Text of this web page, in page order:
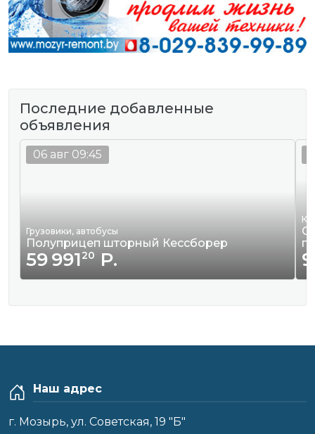
Последние добавленные
объявления
Грузовики, автобусы
Полуприцеп шторный Кессборер
59 99120 Р.
06 авг 09:45
Наш адрес
г. Мозырь, ул. Советская, 19 "Б"